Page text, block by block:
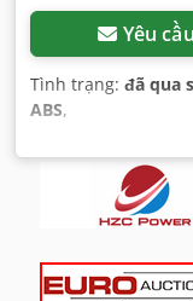
Yêu cầu
Tình trạng: đã qua
ABS,